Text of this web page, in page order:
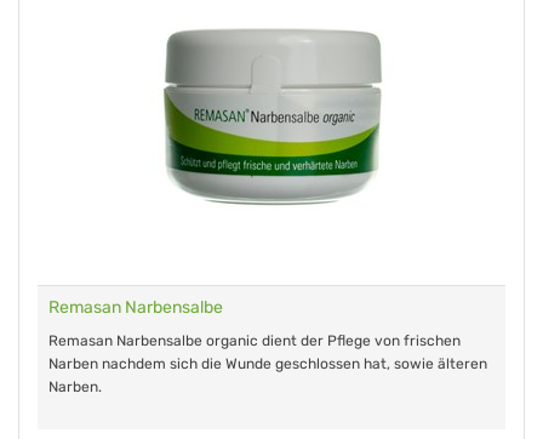
Remasan Narbensalbe
Remasan Narbensalbe organic dient der Pflege von frischen
Narben nachdem sich die Wunde geschlossen hat, sowie älteren
Narben.